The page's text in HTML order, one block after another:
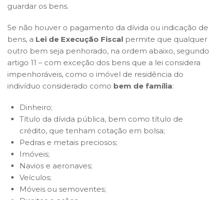
guardar os bens.
Se não houver o pagamento da dívida ou indicação de
bens, a Lei de Execução Fiscal permite que qualquer
outro bem seja penhorado, na ordem abaixo, segundo
artigo 11 – com exceção dos bens que a lei considera
impenhoráveis, como o imóvel de residência do
indivíduo considerado como bem de família:
Dinheiro;
Título da dívida pública, bem como título de
crédito, que tenham cotação em bolsa;
Pedras e metais preciosos;
Imóveis;
Navios e aeronaves;
Veículos;
Móveis ou semoventes;